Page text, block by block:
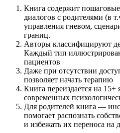
Книга содержит
диалогов с родителями (в
управления гневом,
границ.
Авторы классифицируют
Каждый тип
пациентов
Даже при отсутствии
позволяет начать терапию
Книга переиздается на 15+
современных
Для родителей книга —
помогает распознать
и избежать их переноса на